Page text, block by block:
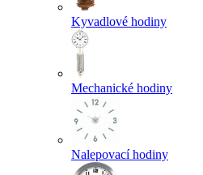
Kyvadlové hodiny
Mechanické hodiny
Nalepovací hodiny